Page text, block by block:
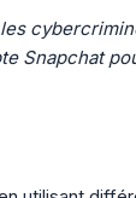
Snapchat